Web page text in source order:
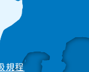
規程